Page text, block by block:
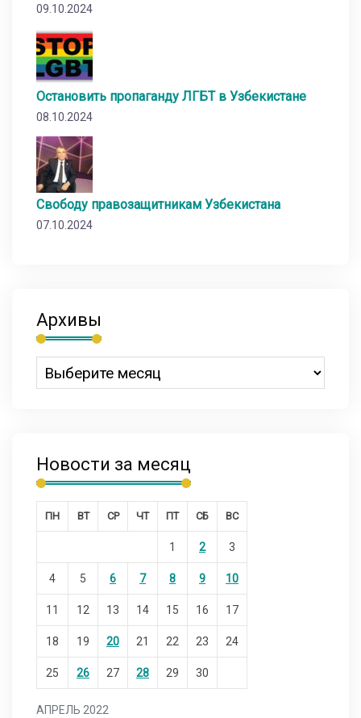
09.10.2024
Остановить пропаганду ЛГБТ в Узбекистане
08.10.2024
Свободу правозащитникам Узбекистана
07.10.2024
Архивы
Новости за месяц
АПРЕЛЬ 2022
ПН ВТ СР ЧТ ПТ СБ ВС
1 2 3
4 5 6 7 8 9 10
11 12 13 14 15 16 17
18 19 20 21 22 23 24
25 26 27 28 29 30